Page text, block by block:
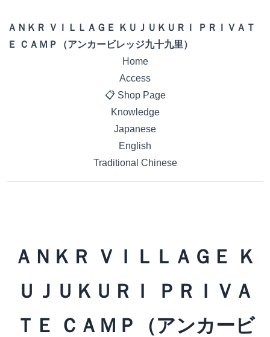
ＡＮＫＲ ＶＩＬＬＡＧＥ ＫＵＪＵＫＵＲＩ ＰＲＩＶＡＴ
Ｅ ＣＡＭＰ（アンカービレッジ九十九里）
Home
Access
📋 Shop Page
Knowledge
Japanese
English
Traditional Chinese
ＡＮＫＲ ＶＩＬＬＡＧＥ Ｋ
ＵＪＵＫＵＲＩ ＰＲＩＶＡ
ＴＥ ＣＡＭＰ（アンカービ